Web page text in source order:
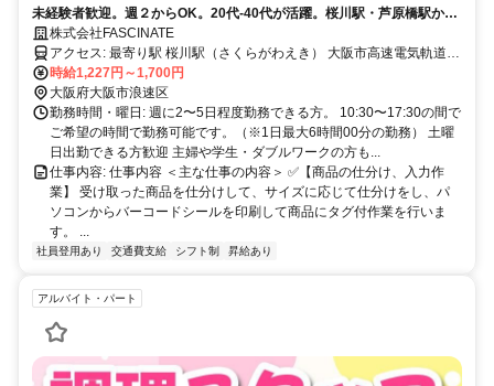
未経験者歓迎。週２からOK。20代-40代が活躍。桜川駅・芦原橋駅から
徒歩10分以内
株式会社FASCINATE
アクセス: 最寄り駅 桜川駅（さくらがわえき） 大阪市高速電気軌道
（Osaka Metro）千日前線 阪神電気鉄道阪神なんば線 徒歩. 5-7分 芦
原橋駅（あしはらばしえき） JR大阪環状線 徒歩. 10分
時給1,227円～1,700円
大阪府大阪市浪速区
勤務時間・曜日: 週に2〜5日程度勤務できる方。 10:30〜17:30の間で
ご希望の時間で勤務可能です。（※1日最大6時間00分の勤務） 土曜
日出勤できる方歓迎 主婦や学生・ダブルワークの方も...
仕事内容: 仕事内容 ＜主な仕事の内容＞ ✅【商品の仕分け、入力作
業】 受け取った商品を仕分けして、サイズに応じて仕分けをし、パ
ソコンからバーコードシールを印刷して商品にタグ付作業を行いま
す。 ...
社員登用あり 交通費支給 シフト制 昇給あり
アルバイト・パート